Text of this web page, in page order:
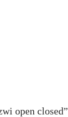
open closed”